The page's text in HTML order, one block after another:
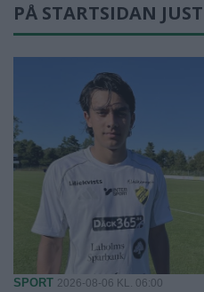
PÅ STARTSIDAN
SPORT 2026-08-06 KL. 06:00